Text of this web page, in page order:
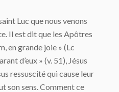
Luc que nous venons
Il est dit que les Apôtres
en grande joie » (Lc
d’eux » (v. 51), Jésus
ressuscité qui cause leur
son sens. Comment ce